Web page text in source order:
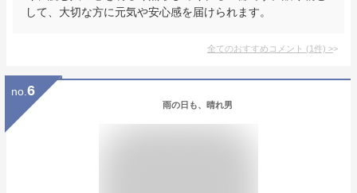
して、大切な方に元気や安心感を届けられます。
全てのおすすめコメント (1件) >
no. 6
雨の日も、晴れ男